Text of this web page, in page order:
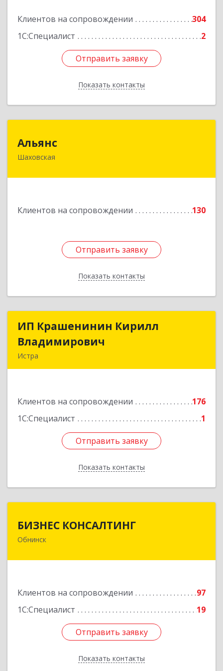
Клиентов на сопровождении
304
1С:Специалист
2
Отправить заявку
Показать контакты
Подробнее
Отправить заявку
Назад
Альянс
Шаховская
Клиентов на сопровождении 130
Отправить заявку
Показать контакты
143700, Московская обл, Шаховской р-н,
Отправить заявку
Назад
ИП Крашенинин Кирилл
Владимирович
Истра
Клиентов на сопровождении
176
1С:Специалист
1
Отправить заявку
Показать контакты
ИП Крашенинин Кирилл
Подробнее
Отправить заявку
Назад
БИЗНЕС КОНСАЛТИНГ
Обнинск
Клиентов на сопровождении
97
1С:Специалист
19
Отправить заявку
Показать контакты
249032, Калужская обл, Обнинск г, Курчатова ул,
Отправить заявку
Назад